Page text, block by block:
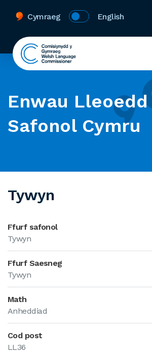
Cymraeg English
Enwau Lleoedd
Safonol Cymru
Tywyn
Ffurf safonol
Tywyn
Ffurf Saesneg
Tywyn
Math
Anheddiad
Cod post
LL36